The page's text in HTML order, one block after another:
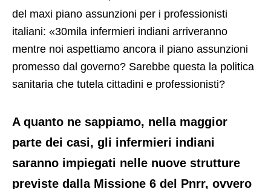
del maxi piano assunzioni per i professionisti
italiani: «30mila infermieri indiani arriveranno
mentre noi aspettiamo ancora il piano assunzioni
promesso dal governo? Sarebbe questa la politica
sanitaria che tutela cittadini e professionisti?
A quanto ne sappiamo, nella maggior
parte dei casi, gli infermieri indiani
saranno impiegati nelle nuove strutture
previste dalla Missione 6 del Pnrr, ovvero